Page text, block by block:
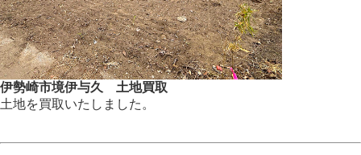
伊勢崎市境伊与久 土地買取
土地を買取いたしました。